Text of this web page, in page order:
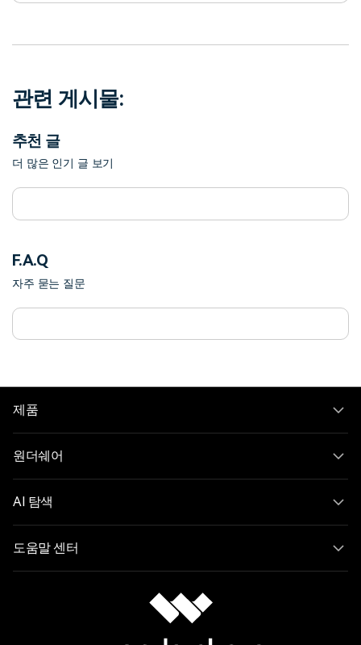
관련 게시물:
추천 글
더 많은 인기 글 보기
F.A.Q
자주 묻는 질문
제품
원더쉐어
AI 탐색
도움말 센터